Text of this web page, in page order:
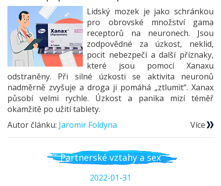
Lidský mozek je jako schránkou
pro obrovské množství gama
receptorů na neuronech. Jsou
zodpovědné za úzkost, neklid,
pocit nebezpečí a další příznaky,
které jsou pomocí Xanaxu
odstraněny. Při silné úzkosti se aktivita neuronů
nadměrně zvyšuje a droga ji pomáhá „ztlumit“. Xanax
působí velmi rychle. Úzkost a panika mizí téměř
okamžitě po užití tablety.
Autor článku: Jaromir Foldyna Více
Partnerské vztahy a sex
2022-01-31